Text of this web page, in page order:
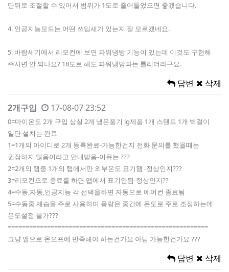
단뒤로 조절할 수 있어서 범위가 1도로 줄어들었으면 좋겠습니다.
4. 인공지능모드는 어떤 쓰임새가 있는지 잘 모르겠네요.
5. 바람세기에서 리모컨에 보면 파워냉방 기능이 있는데 이것도 구현해
주시면 안 되나요? 18도로 해도 파워냉방과는 틀리더라구요.
답변 삭제
2개구입 17-08-07 23:52
0=마이온도 2개 구입 삼실 2개 냉온풍기 lg제품 1개 스텐드 1개 벽걸이
일단 설치는 완료
1=1개의 아이디로 2개 등록완료-가능한건지 전화 문의를 했을때는
권장하지 않음이라고 안내받음-이유는 ???
2=2개의 탭중 1개의 탭에서만 외부온도 표기됌 -정상인지???
3=리모컨으로 종료를 하면 앱에서 표기안됨-정상인지??
4=수동,자동,인공지능 각 선택을하면 자동으로 에어컨 종료됨
5=수동중 제습을 주로 사용하며 풍량은 중간에 온도로 주로 조정하는데
온도설정 불가???
========================================================
그냥 앱으로 온오프에 만족해야 하는건가요 아님 가능한건가요 ???
답변 삭제